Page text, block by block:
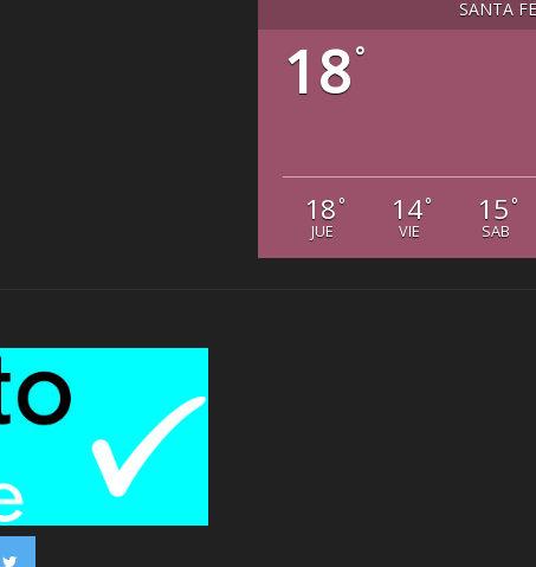
SANTA FE
18°
18°
JUE
14°
VIE
15°
SAB